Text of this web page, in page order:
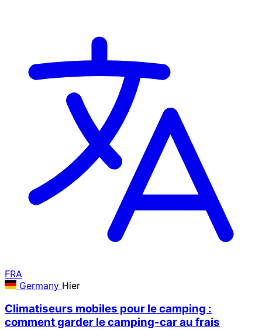
FRA
Germany Hier
Climatiseurs mobiles pour le camping :
comment garder le camping-car au frais